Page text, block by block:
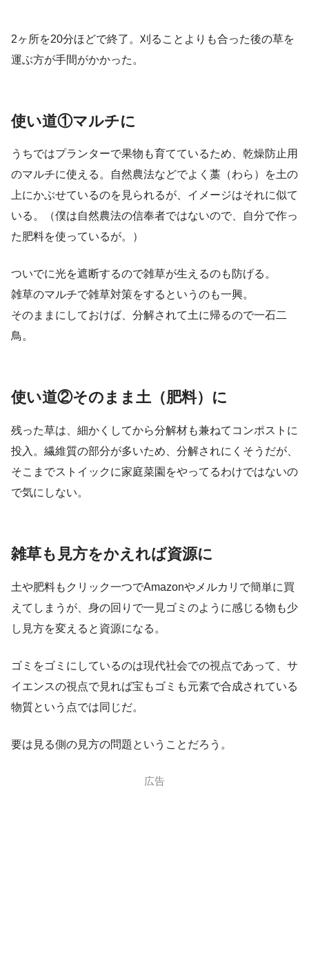
2ヶ所を20分ほどで終了。刈ることよりも合った後の草を
運ぶ方が手間がかかった。
使い道①マルチに
うちではプランターで果物も育てているため、乾燥防止用
のマルチに使える。自然農法などでよく藁（わら）を土の
上にかぶせているのを見られるが、イメージはそれに似て
いる。（僕は自然農法の信奉者ではないので、自分で作っ
た肥料を使っているが。）
ついでに光を遮断するので雑草が生えるのも防げる。
雑草のマルチで雑草対策をするというのも一興。
そのままにしておけば、分解されて土に帰るので一石二
鳥。
使い道②そのまま土（肥料）に
残った草は、細かくしてから分解材も兼ねてコンポストに
投入。繊維質の部分が多いため、分解されにくそうだが、
そこまでストイックに家庭菜園をやってるわけではないの
で気にしない。
雑草も見方をかえれば資源に
土や肥料もクリック一つでAmazonやメルカリで簡単に買
えてしまうが、身の回りで一見ゴミのように感じる物も少
し見方を変えると資源になる。
ゴミをゴミにしているのは現代社会での視点であって、サ
イエンスの視点で見れば宝もゴミも元素で合成されている
物質という点では同じだ。
要は見る側の見方の問題ということだろう。
広告